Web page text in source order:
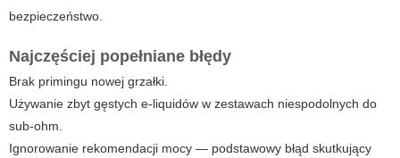
bezpieczeństwo.
Najczęściej popełniane błędy
Brak primingu nowej grzałki.
Używanie zbyt gęstych e-liquidów w zestawach niespodolnych do
sub-ohm.
Ignorowanie rekomendacji mocy — podstawowy błąd skutkujący